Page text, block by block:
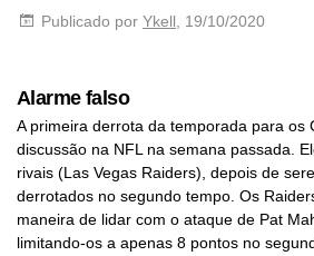
Publicado por Ykell , 19/10/2020
Alarme falso
A primeira derrota da temporada para os
discussão na NFL na semana passada.
rivais (Las Vegas Raiders), depois de
derrotados no segundo tempo. Os
maneira de lidar com o ataque de Pat
limitando-os a apenas 8 pontos no